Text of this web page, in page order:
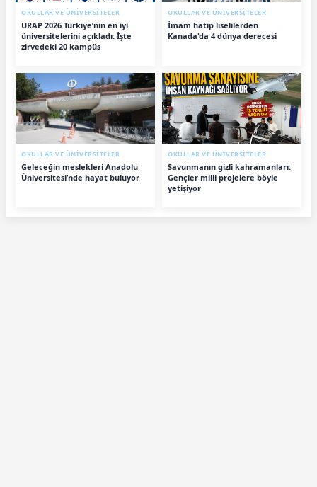
OKULLAR VE ÜNİVERSİTELER
URAP 2026 Türkiye’nin en iyi
üniversitelerini açıkladı: İşte
zirvedeki 20 kampüs
OKULLAR VE ÜNİVERSİTELER
İmam hatip liselilerden
Kanada'da 4 dünya derecesi
OKULLAR VE ÜNİVERSİTELER
Geleceğin meslekleri Anadolu
Üniversitesi’nde hayat buluyor
OKULLAR VE ÜNİVERSİTELER
Savunmanın gizli kahramanları:
Gençler milli projelere böyle
yetişiyor